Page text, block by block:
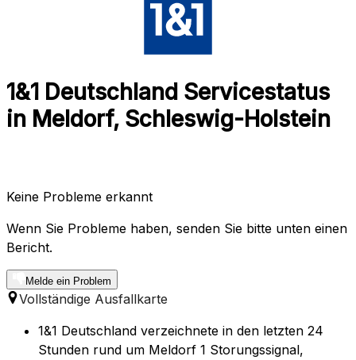
1&1 Deutschland Servicestatus
in Meldorf, Schleswig-Holstein
Keine Probleme erkannt
Wenn Sie Probleme haben, senden Sie bitte unten einen
Bericht.
Melde ein Problem
Vollständige Ausfallkarte
1&1 Deutschland verzeichnete in den letzten 24
Stunden rund um Meldorf 1 Storungssignal,